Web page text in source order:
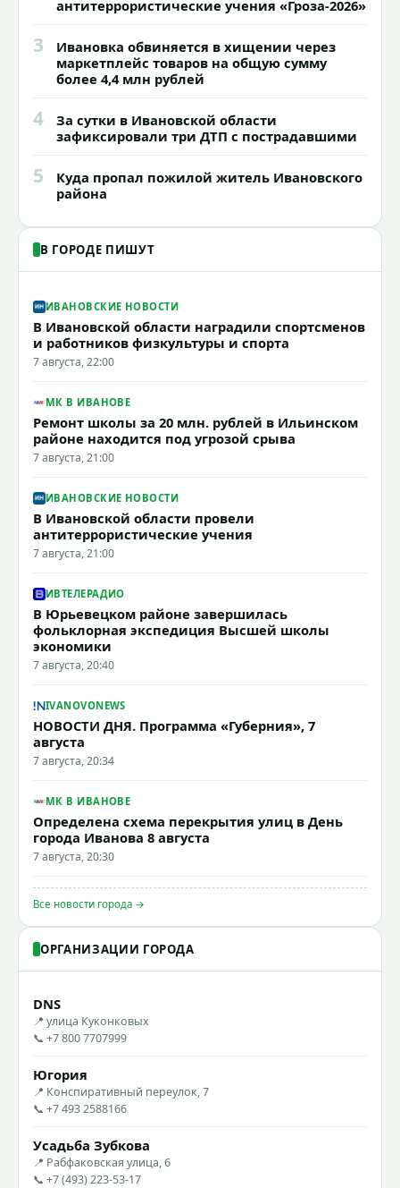
антитеррористические учения «Гроза-2026»
3
Ивановка обвиняется в хищении через
маркетплейс товаров на общую сумму
более 4,4 млн рублей
4
За сутки в Ивановской области
зафиксировали три ДТП с пострадавшими
5
Куда пропал пожилой житель Ивановского
района
В ГОРОДЕ ПИШУТ
ИВАНОВСКИЕ НОВОСТИ
В Ивановской области наградили спортсменов
и работников физкультуры и спорта
7 августа, 22:00
МК В ИВАНОВЕ
Ремонт школы за 20 млн. рублей в Ильинском
районе находится под угрозой срыва
7 августа, 21:00
ИВАНОВСКИЕ НОВОСТИ
В Ивановской области провели
антитеррористические учения
7 августа, 21:00
ИВТЕЛЕРАДИО
В Юрьевецком районе завершилась
фольклорная экспедиция Высшей школы
экономики
7 августа, 20:40
IVANOVONEWS
НОВОСТИ ДНЯ. Программа «Губерния», 7
августа
7 августа, 20:34
МК В ИВАНОВЕ
Определена схема перекрытия улиц в День
города Иванова 8 августа
7 августа, 20:30
Все новости города →
ОРГАНИЗАЦИИ ГОРОДА
DNS
📍 улица Куконковых
📞 +7 800 7707999
Югория
📍 Конспиративный переулок, 7
📞 +7 493 2588166
Усадьба Зубкова
📍 Рабфаковская улица, 6
📞 +7 (493) 223-53-17